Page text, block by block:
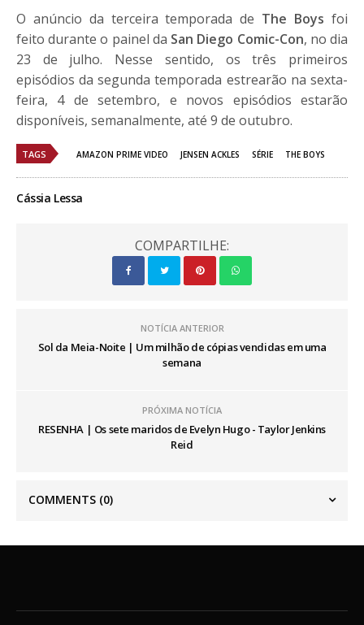
O anúncio da terceira temporada de The Boys foi
feito durante o painel da San Diego Comic-Con, no dia
23 de julho. Nesse sentido, os três primeiros
episódios da segunda temporada estrearão na sexta-
feira, 4 de setembro, e novos episódios estarão
disponíveis, semanalmente, até 9 de outubro.
TAGS AMAZON PRIME VIDEO JENSEN ACKLES SÉRIE THE BOYS
Cássia Lessa
COMPARTILHE:
NOTÍCIA ANTERIOR
Sol da Meia-Noite | Um milhão de cópias vendidas em uma
semana
PRÓXIMA NOTÍCIA
RESENHA | Os sete maridos de Evelyn Hugo - Taylor Jenkins
Reid
COMMENTS (0)